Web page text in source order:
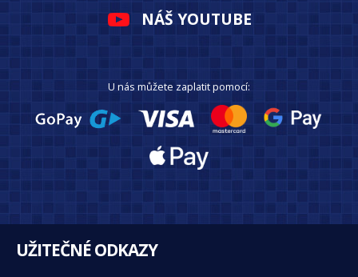
NÁŠ YOUTUBE
U nás můžete zaplatit pomocí:
UŽITEČNÉ ODKAZY